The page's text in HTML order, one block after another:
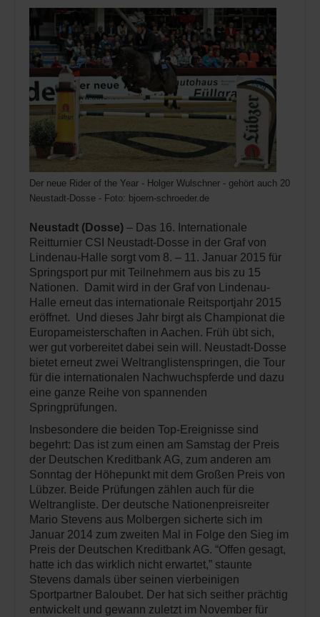
Der neue Rider of the Year - Holger Wulschner - gehört auch 2015 zu
Neustadt-Dosse - Foto: bjoern-schroeder.de
Neustadt (Dosse) – Das 16. Internationale
Reitturnier CSI Neustadt-Dosse in der Graf von
Lindenau-Halle sorgt vom 8. – 11. Januar 2015 für
Springsport pur mit Teilnehmern aus bis zu 15
Nationen. Damit wird in der Graf von Lindenau-
Halle erneut das internationale Reitsportjahr 2015
eröffnet. Und dieses Jahr birgt als Championat die
Europameisterschaften in Aachen. Früh übt sich,
wer gut vorbereitet dabei sein will. Neustadt-Dosse
bietet erneut zwei Weltranglistenspringen, die Tour
für die internationalen Nachwuchspferde und dazu
eine ganze Reihe von spannenden
Springprüfungen.
Insbesondere die beiden Top-Ereignisse sind
begehrt: Das ist zum einen am Samstag der Preis
der Deutschen Kreditbank AG, zum anderen am
Sonntag der Höhepunkt mit dem Großen Preis von
Lübzer. Beide Prüfungen zählen auch für die
Weltrangliste. Der deutsche Nationenpreisreiter
Mario Stevens aus Molbergen sicherte sich im
Januar 2014 zum zweiten Mal in Folge den Sieg im
Preis der Deutschen Kreditbank AG. “Offen gesagt,
hatte ich das wirklich nicht erwartet,” staunte
Stevens damals über seinen vierbeinigen
Sportpartner Baloubet. Der hat sich seither prächtig
entwickelt und gewann zuletzt im November für